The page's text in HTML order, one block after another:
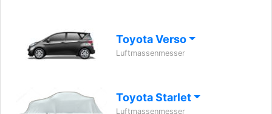
Toyota Verso
Luftmassenmesser
Toyota Starlet
Luftmassenmesser